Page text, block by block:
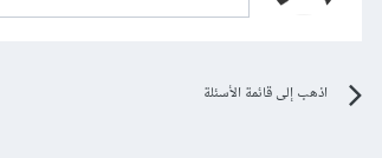
اذهب إلى قائمة الأسئلة